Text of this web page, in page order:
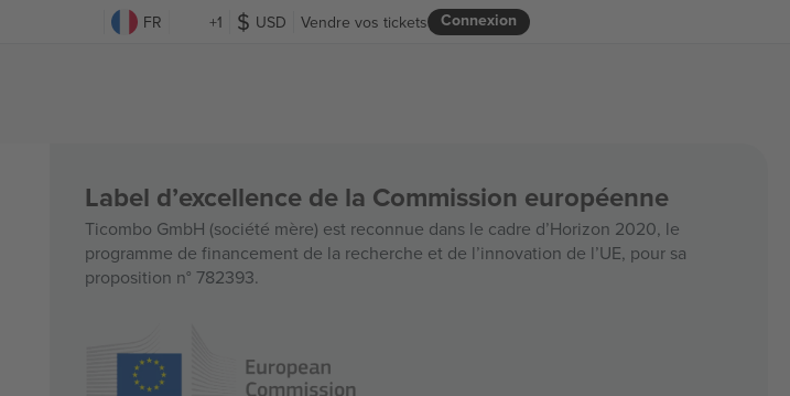
FR +1 USD Connexion
Vendre vos tickets
Label d’excellence de la Commission européenne
Ticombo GmbH (société mère) est reconnue dans le cadre d’Horizon 2020, le
programme de financement de la recherche et de l’innovation de l’UE, pour sa
proposition n° 782393.